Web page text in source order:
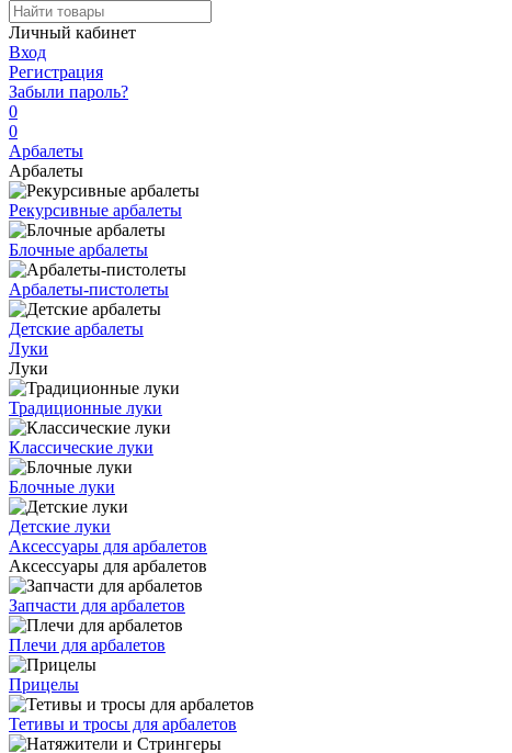
Личный кабинет
Вход
Регистрация
Забыли пароль?
0
0
Арбалеты
Арбалеты
Рекурсивные арбалеты
Блочные арбалеты
Арбалеты-пистолеты
Детские арбалеты
Луки
Луки
Традиционные луки
Классические луки
Блочные луки
Детские луки
Аксессуары для арбалетов
Аксессуары для арбалетов
Запчасти для арбалетов
Плечи для арбалетов
Прицелы
Тетивы и тросы для арбалетов